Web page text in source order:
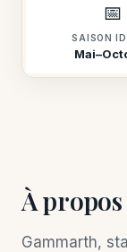
📅
SAISON
À
Gammarth,